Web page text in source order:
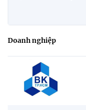
Doanh nghiệp